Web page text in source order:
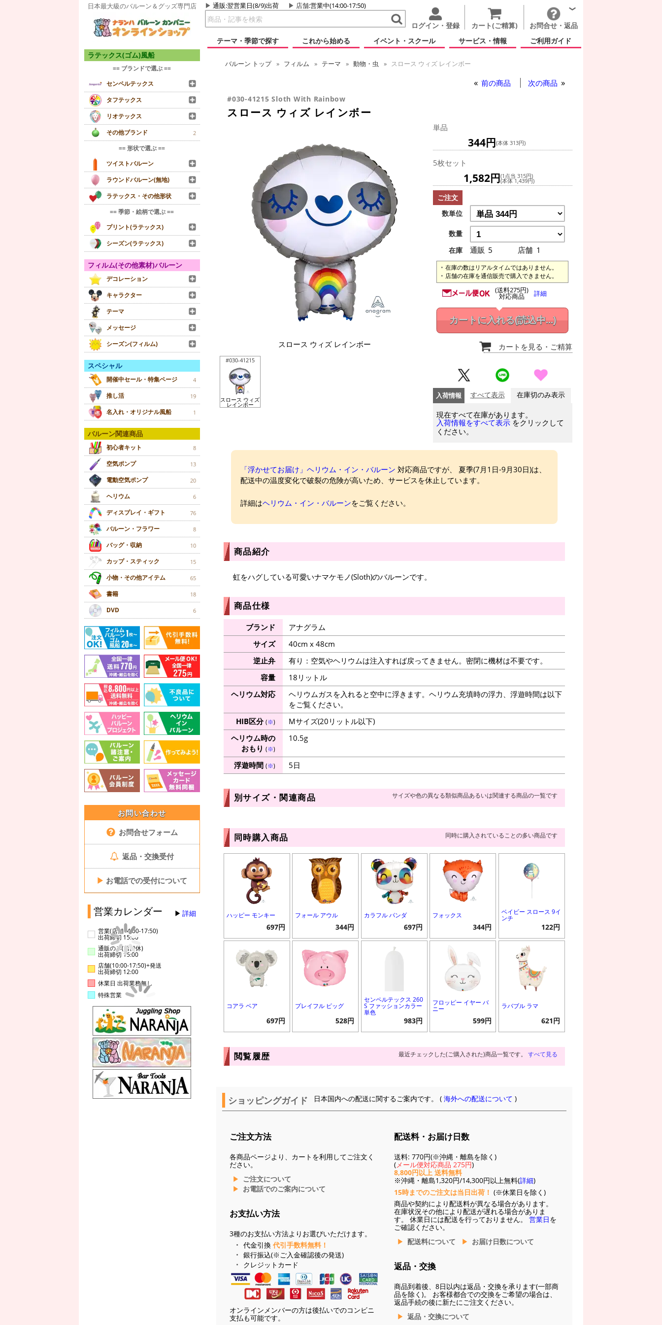
日本最大級のバルーン＆グッズ専門店 通販:翌営業日(8/9)出荷 店舗:営業中(14:00-17:50)
ログイン・登録 カート(ご精算)
お問合せ・返品
テーマ・季節で探す
これから始める イベント・スクール サービス・情報 ご利用ガイド
ラテックス(ゴム)風船
== ブランドで選ぶ ==
センペルテックス
タフテックス
リオテックス
その他ブランド
2
== 形状で選ぶ ==
ツイストバルーン
ラウンドバルーン(無地)
ラテックス・その他形状
== 季節・絵柄で選ぶ ==
プリント(ラテックス)
シーズン(ラテックス)
フィルム(その他素材)バルーン
デコレーション
キャラクター
テーマ
メッセージ
シーズン(フィルム)
スペシャル
開催中セール・特集ページ 4
推し活 19
名入れ・オリジナル風船 1
バルーン関連商品
初心者キット 8
空気ポンプ 13
電動空気ポンプ 20
ヘリウム 6
ディスプレイ・ギフト 76
バルーン・フラワー 8
バッグ・収納 10
カップ・スティック 15
小物・その他アイテム 65
書籍 18
DVD 6
お問い合わせ
お問合せフォーム
返品・交換受付
▶ お電話での受付について
営業カレンダー 詳細
営業(店舗14:00-17:50)
出荷締切 15:00
通販のみ(店舗休)
出荷締切 15:00
店舗(10:00-17:50)+発送
出荷締切 12:00
休業日 出荷業務無し
特殊営業
バルーン トップ フィルム テーマ 動物・虫 スロース ウィズ レインボー
前の商品 次の商品
#030-41215 Sloth With Rainbow
スロース ウィズ レインボー
スロース ウィズ レインボー
#030-41215
スロース ウィズ
レインボー
単品
344円(本体 313円)
5枚セット
1,582円(1点当 315円)
(本体 1,439円)
ご注文
数単位
数量
在庫
通販 5 店舗 1
在庫の数はリアルタイムではありません。
店舗の在庫を通信販売で購入できません。
(送料275円)
対応商品 詳細
カートに入れる(読込中...)
カートを見る ・ご精算
入荷情報 すべて表示 在庫切のみ表示
現在すべて在庫があります。
入荷情報をすべて表示 をクリックして
ください。
「浮かせてお届け」ヘリウム・イン・バルーン 対応商品ですが、 夏季(7月1日-9月30日)は、
配送中の温度変化で破裂の危険が高いため、サービスを休止しています。
詳細はヘリウム・イン・バルーンをご覧ください。
商品紹介
虹をハグしている可愛いナマケモノ(Sloth)のバルーンです。
商品仕様
ブランド
アナグラム
サイズ
40cm x 48cm
逆止弁
有り：空気やヘリウムは注入すれば戻ってきません。密閉に機材は不要です。
容量
18リットル
ヘリウム対応
ヘリウムガスを入れると空中に浮きます。ヘリウム充填時の浮力、浮遊時間は以下
をご覧ください。
HIB区分(※)
Mサイズ(20リットル以下)
ヘリウム時の
おもり (※)
10.5g
浮遊時間 (※) 5日
別サイズ・関連商品 サイズや色の異なる類似商品あるいは関連する商品の一覧です
同時購入商品 同時に購入されていることの多い商品です
ハッピー モンキー
697円
フォール アウル
344円
カラフル パンダ
697円
フォックス
344円
ベイビー スロース 9イ
ンチ
122円
コアラ ベア
697円
プレイフル ピッグ
528円
センペルテックス 260
S ファッションカラー
単色
983円
フロッピー イヤー バ
ニー
599円
ラバブル ラマ
621円
閲覧履歴 最近チェックした(ご購入された)商品一覧です。 すべて見る
ショッピングガイド 日本国内への配送に関するご案内です。 (海外への配送について )
ご注文方法
各商品ページより、カートを利用してご注文く
ださい。
ご注文について
お電話でのご案内について
お支払い方法
3種のお支払い方法よりお選びいただけます。
代金引換 代引手数料無料！
銀行振込(※ご入金確認後の発送)
クレジットカード
オンラインメンバーの方は後払いでのコンビニ
支払も可能です。
配送料・お届け日数
送料: 770円(※沖縄・離島を除く)
(メール便対応商品 275円)
8,800円以上 送料無料
※沖縄・離島1,320円/14,300円以上無料(詳細)
15時までのご注文は当日出荷！ (※休業日を除く)
商品や契約により配送料が異なる場合があります。
在庫状況その他により配送が遅れる場合がありま
す。 休業日には配送を行っておりません。 営業日を
ご確認ください。
配送料について
お届け日数について
返品・交換
商品到着後、8日以内は返品・交換を承ります(一部商
品を除く)。 お客様都合での交換をご希望の場合は、
返品手続の後に新たにご注文ください。
返品・交換について